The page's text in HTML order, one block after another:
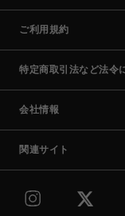
ご利用規約
特定商取引法など法令
会社情報
関連サイト